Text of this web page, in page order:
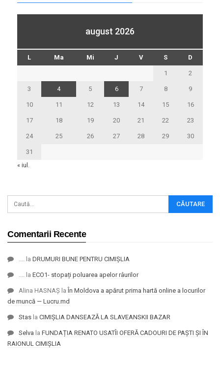
august 2026
L Ma Mi J V S D
1 2
3 4 5 6 7 8 9
10 11 12 13 14 15 16
17 18 19 20 21 22 23
24 25 26 27 28 29 30
31
« iul.
Comentarii Recente
la DRUMURI BUNE PENTRU CIMIȘLIA
la ECO1- stopați poluarea apelor râurilor
Alina HASNAȘ laÎn Moldova a apărut prima hartă online a locurilor
de muncă — Lucru.md
Stas la CIMIȘLIA DANSEAZĂ LA SLAVEANSKII BAZAR
Selva la FUNDAȚIA RENATO USATÎI OFERĂ CADOURI DE PAȘTI ȘI ÎN
RAIONUL CIMIȘLIA